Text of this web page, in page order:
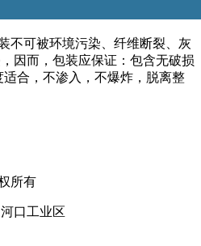
不可被环境污染、纤维断裂、灰
因而，包装应保证：包含无破损
合，不渗入，不爆炸，脱离整
所有
口工业区